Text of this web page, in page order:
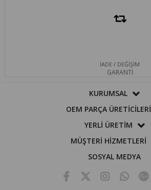
İADE / DEĞİŞİM
GARANTİ
KURUMSAL
OEM PARÇA ÜRETİCİLERİ
YERLİ ÜRETİM
MÜŞTERİ HİZMETLERİ
SOSYAL MEDYA